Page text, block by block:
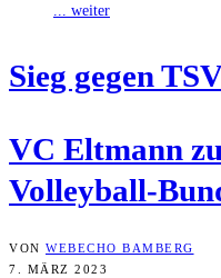
... weiter
Sieg gegen
VC Elt­mann
Volleyball-
VON WEBECHO BAMBERG
7. MÄRZ 2023